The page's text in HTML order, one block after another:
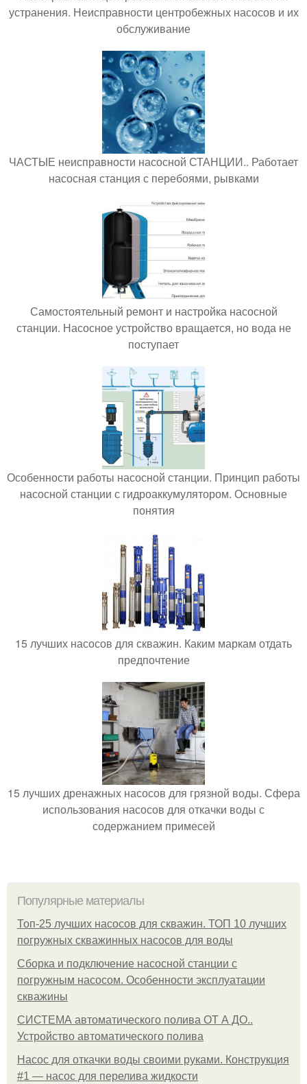
устранения. Неисправности центробежных насосов и их
обслуживание
ЧАСТЫЕ неисправности насосной СТАНЦИИ.. Работает
насосная станция с перебоями, рывками
Самостоятельный ремонт и настройка насосной
станции. Насосное устройство вращается, но вода не
поступает
Особенности работы насосной станции. Принцип работы
насосной станции с гидроаккумулятором. Основные
понятия
15 лучших насосов для скважин. Каким маркам отдать
предпочтение
15 лучших дренажных насосов для грязной воды. Сфера
использования насосов для откачки воды с
содержанием примесей
Популярные материалы
Топ-25 лучших насосов для скважин. ТОП 10 лучших
погружных скважинных насосов для воды
Сборка и подключение насосной станции с
погружным насосом. Особенности эксплуатации
скважины
СИСТЕМА автоматического полива ОТ А ДО..
Устройство автоматического полива
Насос для откачки воды своими руками. Конструкция
#1 — насос для перелива жидкости